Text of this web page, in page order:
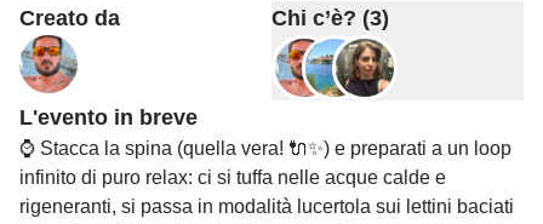
Creato da Chi c’è? (3)
L'evento in breve
⌚ Stacca la spina (quella vera! 🔌✨) e preparati a un loop
infinito di puro relax: ci si tuffa nelle acque calde e
rigeneranti, si passa in modalità lucertola sui lettini baciati